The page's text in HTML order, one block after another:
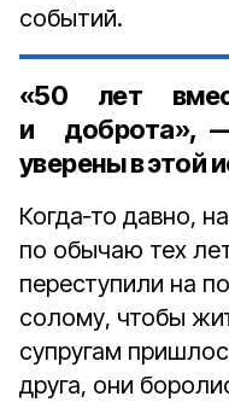
событий.
«50 лет
и доброта»,
уверены в этой
Когда‑то давно,
по обычаю тех
переступили на
солому, чтобы
супругам
друга, они